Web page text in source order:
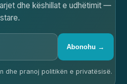
dhe këshillat e udhëtimit —
Abonohu →
dhe pranoj politikën e privatësisë.